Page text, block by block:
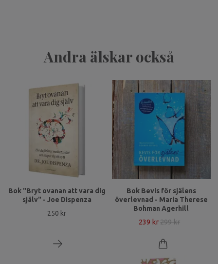
Andra älskar också
Bok "Bryt ovanan att vara dig
själv" - Joe Dispenza
250 kr
Bok Bevis för själens
överlevnad - Maria Therese
Bohman Agerhill
239 kr299 kr